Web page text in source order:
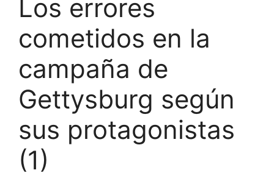
Los errores
cometidos en la
campaña de
Gettysburg según
sus protagonistas
(1)